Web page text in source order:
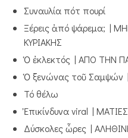
Συναυλία πότ πουρί
Ξέρεις ἀπό ψάρεμα; |
ΚΥΡΙΑΚΗΣ
Ὁ ἐκλεκτός | ΑΠΟ ΤΗΝ
Ὁ ξενώνας τοῦ Σαμψών
Τό θέλω
Ἐπικίνδυνα viral |
Δύσκολες ὧρες |